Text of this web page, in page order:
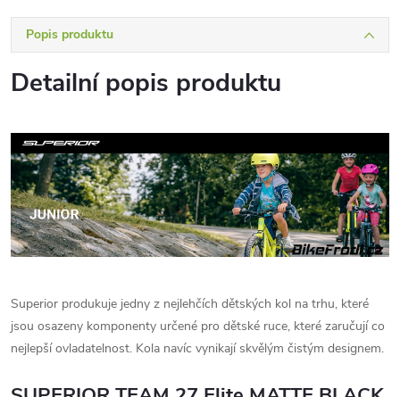
Popis produktu
Detailní popis produktu
Superior produkuje jedny z nejlehčích dětských kol na trhu, které
jsou osazeny komponenty určené pro dětské ruce, které zaručují co
nejlepší ovladatelnost. Kola navíc vynikají skvělým čistým designem.